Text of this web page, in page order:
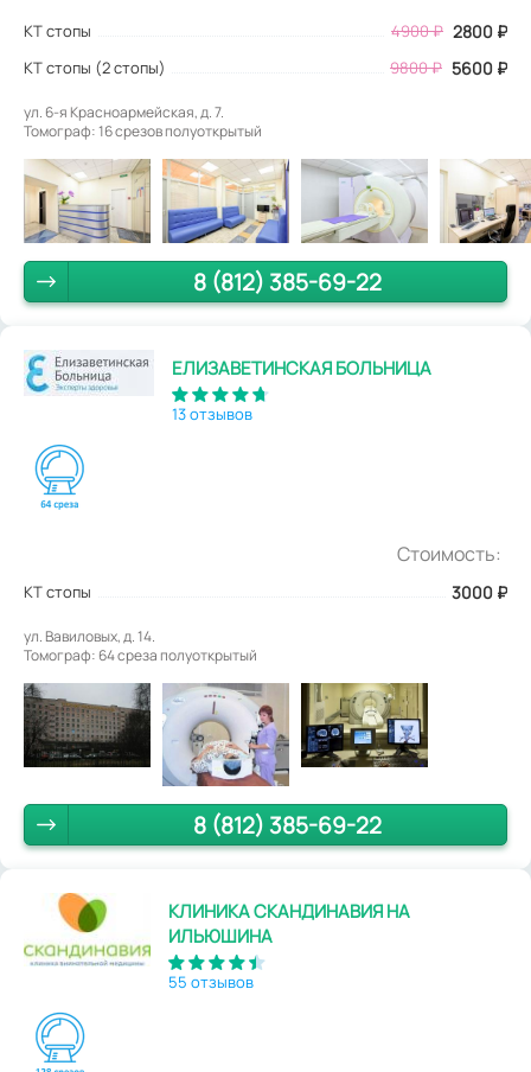
КТ стопы 4900₽ 2800 ₽
КТ стопы (2 стопы) 9800 ₽ 5600 ₽
ул. 6-я Красноармейская, д. 7.
Томограф: 16 срезов полуоткрытый
8 (812) 385-69-22
ЕЛИЗАВЕТИНСКАЯ БОЛЬНИЦА
13 отзывов
Стоимость:
КТ стопы 3000 ₽
ул. Вавиловых, д. 14.
Томограф: 64 среза полуоткрытый
8 (812) 385-69-22
КЛИНИКА СКАНДИНАВИЯ НА
ИЛЬЮШИНА
55 отзывов